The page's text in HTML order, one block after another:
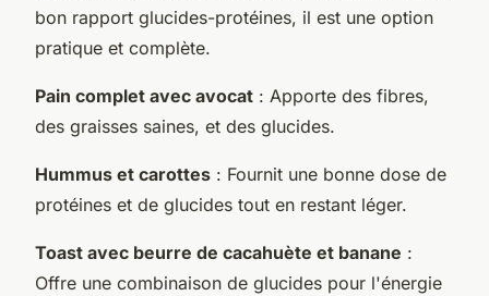
bon rapport glucides-protéines, il est une option
pratique et complète.
Pain complet avec avocat : Apporte des fibres,
des graisses saines, et des glucides.
Hummus et carottes : Fournit une bonne dose de
protéines et de glucides tout en restant léger.
Toast avec beurre de cacahuète et banane :
Offre une combinaison de glucides pour l'énergie